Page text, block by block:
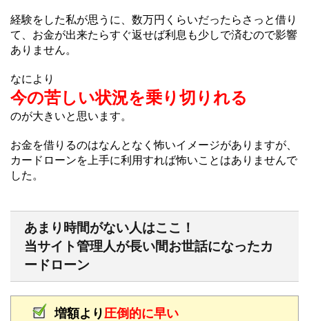
経験をした私が思うに、数万円くらいだったらさっと借り
て、お金が出来たらすぐ返せば利息も少しで済むので影響
ありません。
なにより
今の苦しい状況を乗り切りれる
のが大きいと思います。
お金を借りるのはなんとなく怖いイメージがありますが、
カードローンを上手に利用すれば怖いことはありませんで
した。
あまり時間がない人はここ！
当サイト管理人が長い間お世話になったカ
ードローン
増額より圧倒的に早い